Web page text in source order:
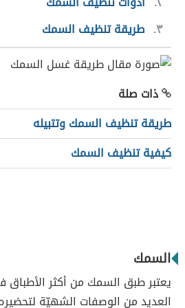
٣ طريقة تنظيف السمك
ذات صلة
طريقة تنظيف السمك وتتبيله
كيفية تنظيف السمك
السمك
يعتبر طبق السمك من أكثر الأطباق
العديد من الوصفات الشهيّة